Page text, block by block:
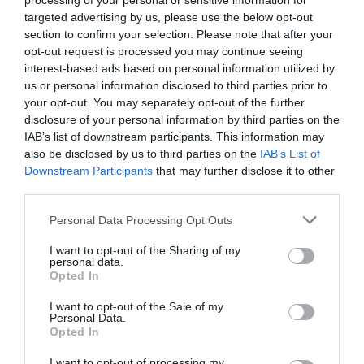
targeted advertising by us, please use the below opt-out
section to confirm your selection. Please note that after your
opt-out request is processed you may continue seeing
interest-based ads based on personal information utilized by
us or personal information disclosed to third parties prior to
your opt-out. You may separately opt-out of the further
disclosure of your personal information by third parties on the
IAB’s list of downstream participants. This information may
also be disclosed by us to third parties on the IAB’s List of
Downstream Participants that may further disclose it to other
Please note that this website/app uses one or more Google
not limited to your visit or usage behaviour. You may click to
grant or deny consent to Google and its third-party tags to
use your data for below specified purposes in below Google
consent section.
Personal Data Processing Opt Outs
I want to opt-out of the Sharing of my
personal data.
Opted In
I want to opt-out of the Sale of my
Personal Data.
Opted In
Τι είναι οι γανωματήδες και γιατί
έφτασαν σε αυτό το χωριό της
Εύβοιας;
07.08.2026 | 10:30
Συγκλονίζει μαρτυρία εθελοντή
στην Εύβοια: Ετσι σώθηκε το
Προκόπι από τη μεγάλη φωτιά
(vid)
Είσαι διακοπές στην Εύβοια και
στο «Παλιό Πιθάρι»!
07.08.2026 | 10:00
Σίμος Κεδίκογλου: Η κίνηση του
εθελοντές στην Εύβοια
07.08.2026 | 09:45
Όλες οι τελευταίες ειδήσεις
ΠΕΡΙΣΣΟΤΕΡΑ ΑΠΟ ΚΟΙΝΩΝΙΑ